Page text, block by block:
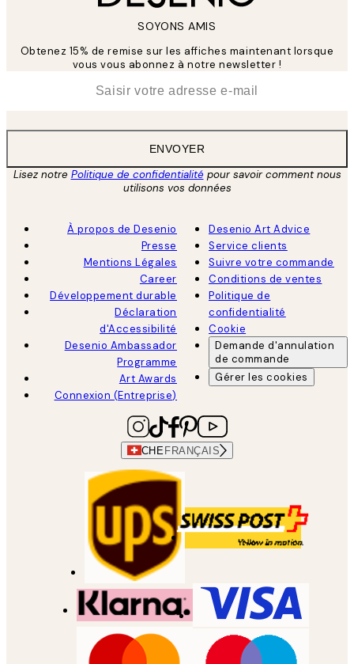
SOYONS AMIS
Obtenez 15% de remise sur les affiches maintenant lorsque
vous vous abonnez à notre newsletter !
ENVOYER
Lisez notre Politique de confidentialitépour savoir comment nous
utilisons vos données
À propos de Desenio
Presse
Mentions Légales
Career
Développement durable
Déclaration
d'Accessibilité
Desenio Ambassador
Programme
Art Awards
Connexion (Entreprise)
Desenio Art Advice
Service clients
Suivre votre commande
Conditions de ventes
Politique de
confidentialité
Cookie
Demande d'annulation
de commande
Gérer les cookies
CHE FRANÇAIS